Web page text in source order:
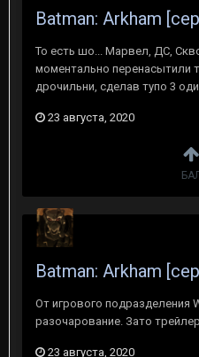
Batman: Arkham
То есть шо... Марвел, ДС,
моментально перенасытили
дрочильни, сделав тупо 3
23 августа, 2020
Batman: Arkham
От игрового подразделения
разочарование. Зато
23 августа, 2020